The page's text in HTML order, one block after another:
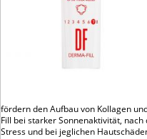
fördern den Aufbau von Kollagen
Fill bei starker Sonnenaktivität,
Stress und bei jeglichen